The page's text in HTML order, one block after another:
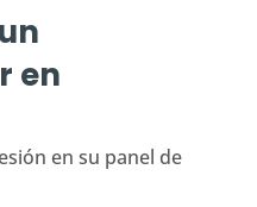
en
en su panel de